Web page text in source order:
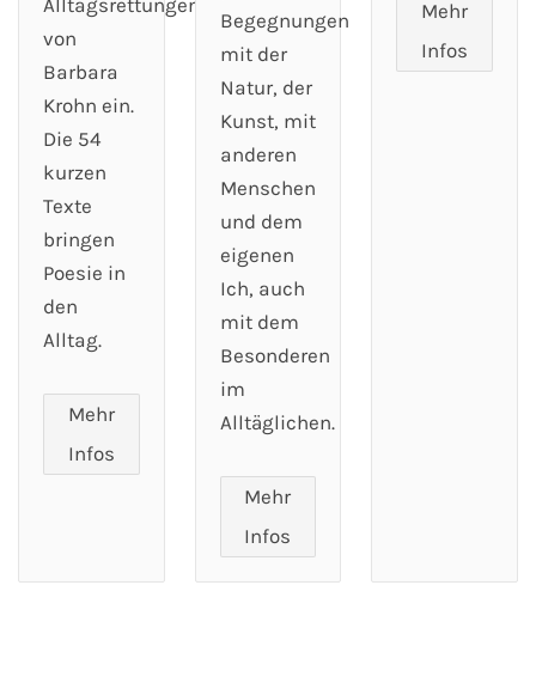
Alltagsrettungen
von
Barbara
Krohn ein.
Die 54
kurzen
Texte
bringen
Poesie in
den
Alltag.
Mehr
Infos
Begegnungen
mit der
Natur, der
Kunst, mit
anderen
Menschen
und dem
eigenen
Ich, auch
mit dem
Besonderen
im
Alltäglichen.
Mehr
Infos
Mehr
Infos